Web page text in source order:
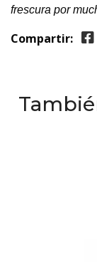
frescura por
Compartir: